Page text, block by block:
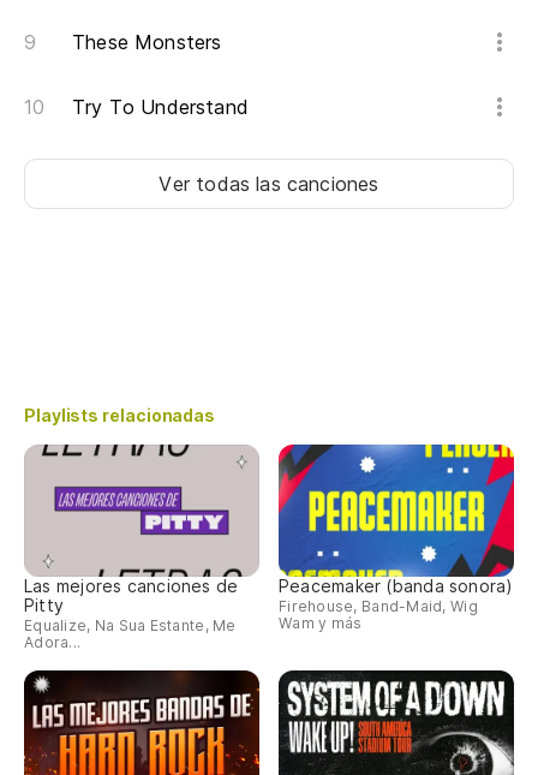
These Monsters
Try To Understand
Ver todas las canciones
Playlists relacionadas
Las mejores canciones de
Pitty
Equalize, Na Sua Estante, Me
Adora...
Peacemaker (banda sonora)
Firehouse, Band-Maid, Wig
Wam y más